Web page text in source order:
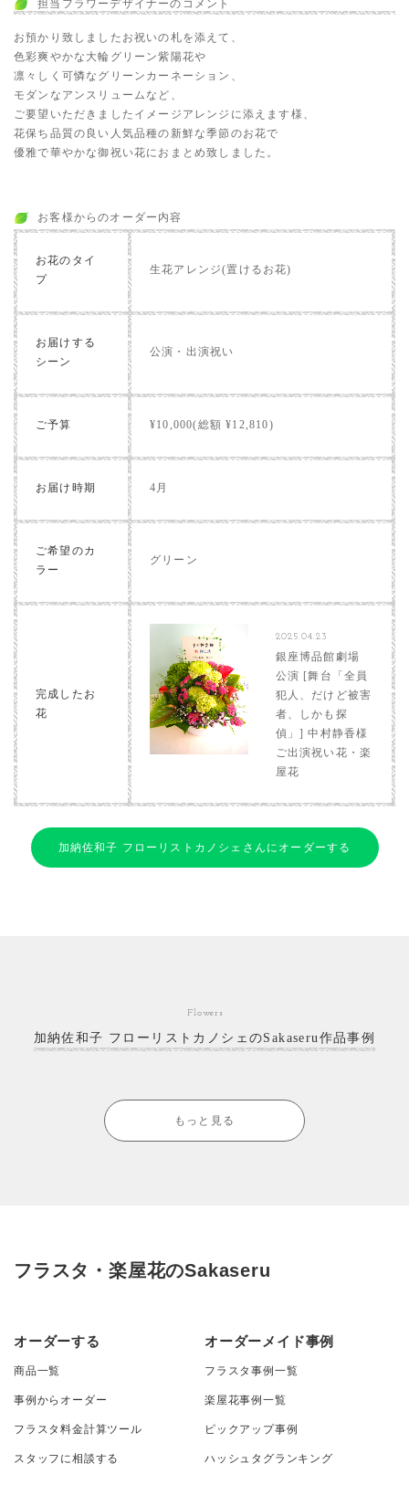
担当フラワーデザイナーのコメント
お預かり致しましたお祝いの札を添えて、
色彩爽やかな大輪グリーン紫陽花や
凛々しく可憐なグリーンカーネーション、
モダンなアンスリュームなど、
ご要望いただきましたイメージアレンジに添えます様、
花保ち品質の良い人気品種の新鮮な季節のお花で
優雅で華やかな御祝い花におまとめ致しました。
お客様からのオーダー内容
お花のタイ
プ
生花アレンジ(置けるお花)
お届けする
シーン
公演・出演祝い
ご予算 ¥10,000(総額 ¥12,810)
お届け時期 4月
ご希望のカ
ラー
グリーン
完成したお
花
2025.04.23
銀座博品館劇場
公演 [舞台「全員
犯人、だけど被害
者、しかも探
偵」] 中村静香様
ご出演祝い花・楽
屋花
加納佐和子 フローリストカノシェさんにオーダーする
Flowers
加納佐和子 フローリストカノシェのSakaseru作品事例
もっと見る
フラスタ・楽屋花のSakaseru
オーダーする
商品一覧
事例からオーダー
フラスタ料金計算ツール
スタッフに相談する
オーダーメイド事例
フラスタ事例一覧
楽屋花事例一覧
ピックアップ事例
ハッシュタグランキング